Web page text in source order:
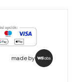
made by